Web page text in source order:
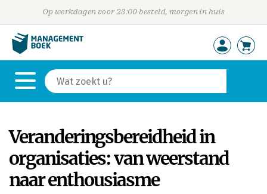
Op werkdagen voor 23:00 besteld, morgen in huis
Veranderingsbereidheid in
organisaties: van weerstand
naar enthousiasme